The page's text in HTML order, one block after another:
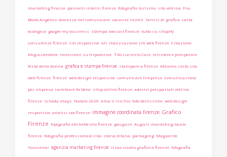
marketing firenze pannelli interni firenze fotografia turismo sito vetrina Fra
Beato Angelico dolcezza nel comunicare vacanze inutili Servizi di grafica carta
ecologica google my business stampa low cost firenze tutto su shopify
consulenze firenze siti responsive ali realizzazione siti web firenze Creazione
blog aziendale recensioni su tripadvisor Tito Lucrezio Caro resistere e prosperare
festa della donna grafica e stampa firenze stampare a firenze Abramo costo sito
web firenze firenze web design responsive comunicare limpresa comunicazione
per impresa cambiare fa bene shop online firenze adesivi prespaziati vetrine
firenze scheda maps Natale 2020 ama il rischio foto bellissime web design
responsivo analisi seo firenze immagine coordinata firenze Grafico
Firenze tipografia etichette olio firenze gauguin Auguri marketing locale
firenze fotografia professionale cibo storia ditalia packaging Maguerite
Yourcenar agenzia marketing firenze il tuo studio grafico a firenze fotografia